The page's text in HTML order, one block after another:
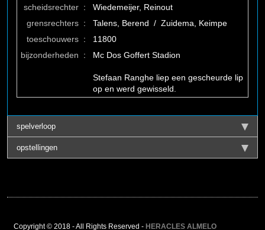
scheidsrechter :
Wiedemeijer, Reinout
grensrechters :
Talens, Berend / Zuidema, Keimpe
toeschouwers :
11800
bijzonderheden
: Mc Dos Goffert Stadion
Stefaan Ranghe liep een gescheurde lip
op en werd gewisseld.
spelverloop
opstellingen
Copyright © 2018 - All Rights Reserved - HERACLES ALMELO